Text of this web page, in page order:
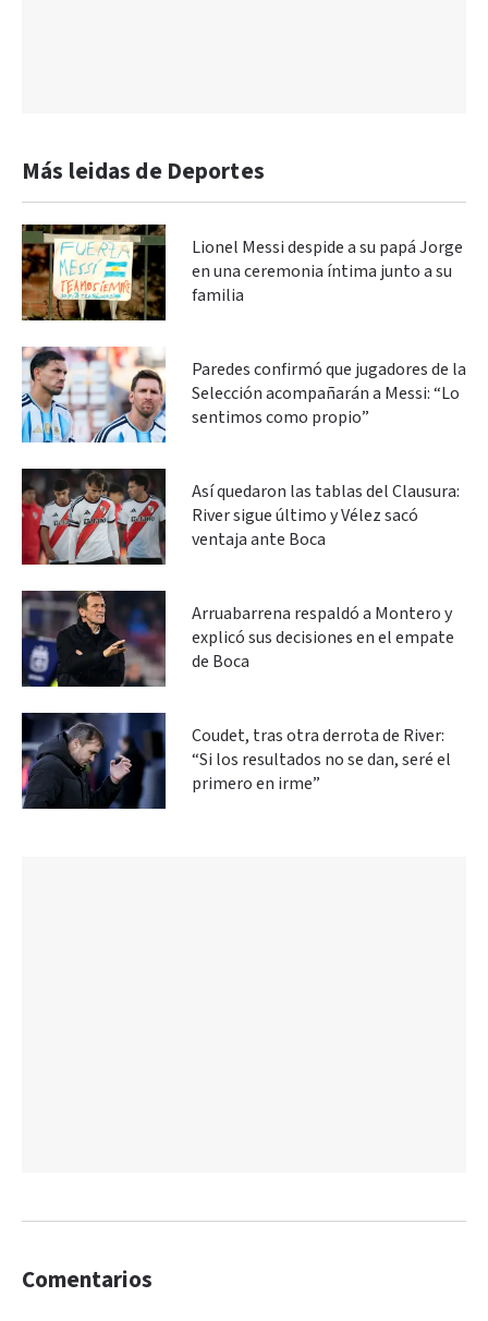
Más leidas de Deportes
Lionel Messi despide a su papá Jorge
en una ceremonia íntima junto a su
familia
Paredes confirmó que jugadores de la
Selección acompañarán a Messi: “Lo
sentimos como propio”
Así quedaron las tablas del Clausura:
River sigue último y Vélez sacó
ventaja ante Boca
Arruabarrena respaldó a Montero y
explicó sus decisiones en el empate
de Boca
Coudet, tras otra derrota de River:
“Si los resultados no se dan, seré el
primero en irme”
Comentarios